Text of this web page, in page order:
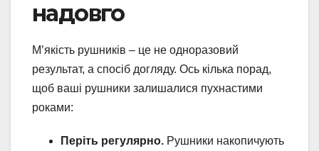
надовго
М’якість рушників – це не одноразовий
результат, а спосіб догляду. Ось кілька порад,
щоб ваші рушники залишалися пухнастими
роками:
Періть регулярно. Рушники накопичують